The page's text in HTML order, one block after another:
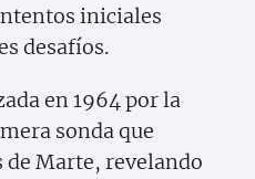
iniciales
desafíos.
en 1964 por la
sonda que
Marte, revelando